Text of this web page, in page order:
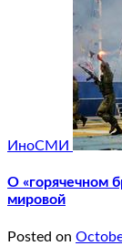
ИноСМИ
О «горячечном
мировой
Posted on